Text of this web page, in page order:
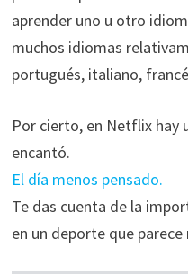
aprender uno u otro
muchos idiomas
portugués, italiano,
Por cierto, en Netflix hay
encantó.
El día menos pensado.
Te das cuenta de la
en un deporte que